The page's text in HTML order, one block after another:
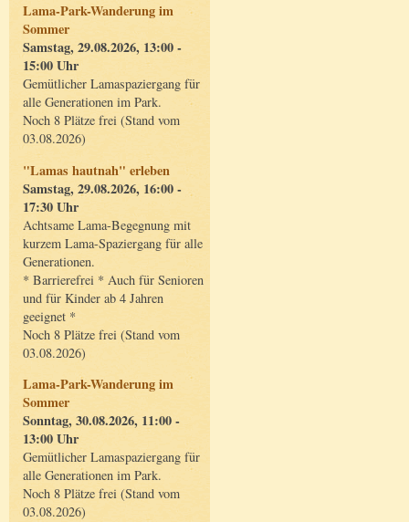
Lama-Park-Wanderung im
Sommer
Samstag, 29.08.2026, 13:00 -
15:00 Uhr
Gemütlicher Lamaspaziergang für
alle Generationen im Park.
Noch 8 Plätze frei (Stand vom
03.08.2026)
"Lamas hautnah" erleben
Samstag, 29.08.2026, 16:00 -
17:30 Uhr
Achtsame Lama-Begegnung mit
kurzem Lama-Spaziergang für alle
Generationen.
* Barrierefrei * Auch für Senioren
und für Kinder ab 4 Jahren
geeignet *
Noch 8 Plätze frei (Stand vom
03.08.2026)
Lama-Park-Wanderung im
Sommer
Sonntag, 30.08.2026, 11:00 -
13:00 Uhr
Gemütlicher Lamaspaziergang für
alle Generationen im Park.
Noch 8 Plätze frei (Stand vom
03.08.2026)